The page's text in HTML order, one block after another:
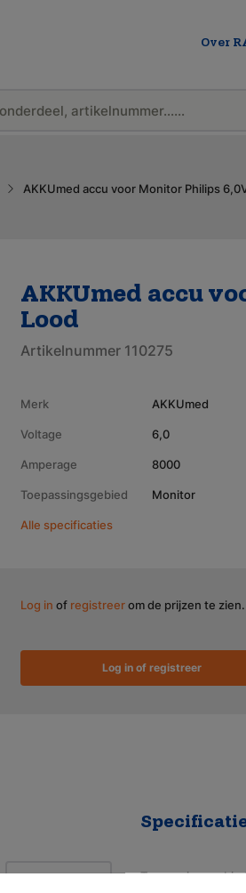
Over
AKKUmed accu voor Monitor Philips
AKKUmed accu
Lood
Artikelnummer 110275
Merk AKKUmed
Voltage 6,0
Amperage 8000
Toepassingsgebied Monitor
Alle specificaties
Log in of registreerom de prijzen te zien.
Log in of registreer